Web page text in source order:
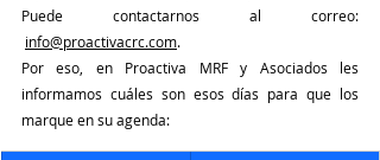
Puede contactarnos al correo:
info@proactivacrc.com.
Por eso, en Proactiva MRF y Asociados les
informamos cuáles son esos días para que los
marque en su agenda: